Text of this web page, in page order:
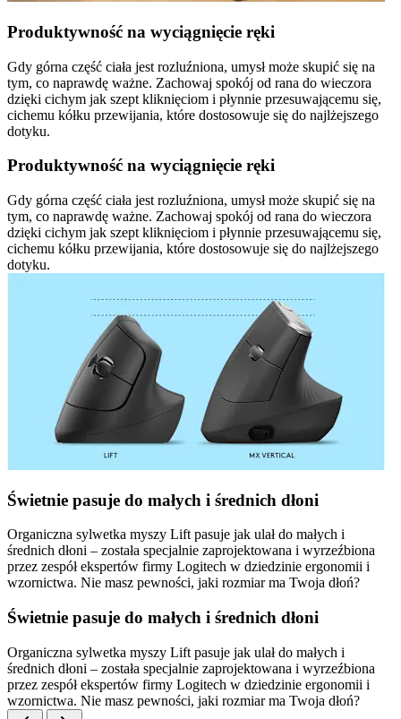
Produktywność na wyciągnięcie ręki
Gdy górna część ciała jest rozluźniona, umysł może skupić się na
tym, co naprawdę ważne. Zachowaj spokój od rana do wieczora
dzięki cichym jak szept kliknięciom i płynnie przesuwającemu się,
cichemu kółku przewijania, które dostosowuje się do najlżejszego
dotyku.
Produktywność na wyciągnięcie ręki
Gdy górna część ciała jest rozluźniona, umysł może skupić się na
tym, co naprawdę ważne. Zachowaj spokój od rana do wieczora
dzięki cichym jak szept kliknięciom i płynnie przesuwającemu się,
cichemu kółku przewijania, które dostosowuje się do najlżejszego
dotyku.
Świetnie pasuje do małych i średnich dłoni
Organiczna sylwetka myszy Lift pasuje jak ulał do małych i
średnich dłoni – została specjalnie zaprojektowana i wyrzeźbiona
przez zespół ekspertów firmy Logitech w dziedzinie ergonomii i
wzornictwa. Nie masz pewności, jaki rozmiar ma Twoja dłoń?
Świetnie pasuje do małych i średnich dłoni
Organiczna sylwetka myszy Lift pasuje jak ulał do małych i
średnich dłoni – została specjalnie zaprojektowana i wyrzeźbiona
przez zespół ekspertów firmy Logitech w dziedzinie ergonomii i
wzornictwa. Nie masz pewności, jaki rozmiar ma Twoja dłoń?